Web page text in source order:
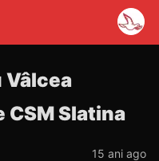
Vâlcea
Slatina
15 ani ago